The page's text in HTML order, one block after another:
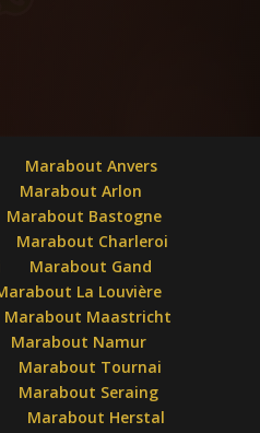
Marabout Anvers
Marabout Arlon
Marabout Bastogne
Marabout Charleroi
Marabout Gand
La Louvière
Marabout Maastricht
Marabout Namur
Marabout Tournai
Marabout Seraing
Marabout Herstal